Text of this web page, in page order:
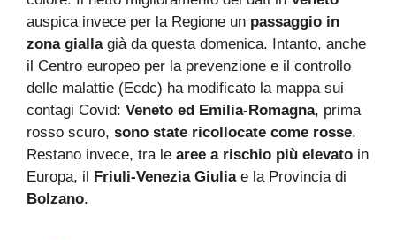
auspica invece per la Regione un passaggio in
zona giallagià da questa domenica. Intanto, anche
il Centro europeo per la prevenzione e il controllo
delle malattie (Ecdc) ha modificato la mappa sui
contagi Covid: Veneto ed Emilia-Romagna, prima
rosso scuro, sono state ricollocate come rosse.
Restano invece, tra le aree a rischio più elevato in
Europa, il Friuli-Venezia Giuliae la Provincia di
Bolzano.